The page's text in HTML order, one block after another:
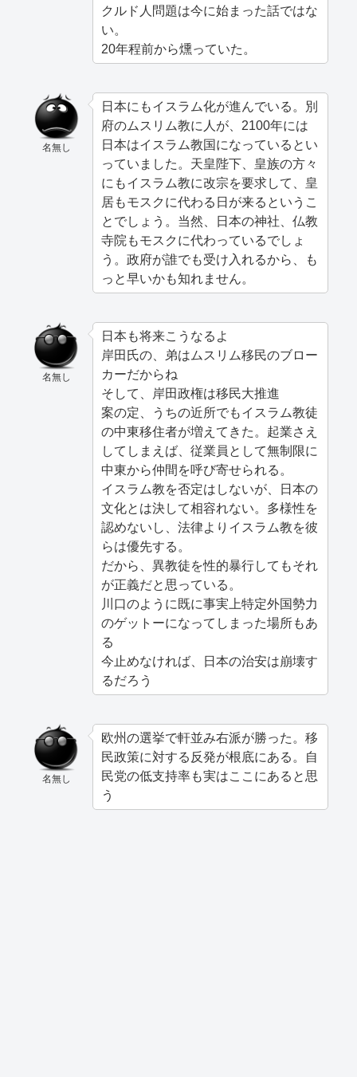
クルド人問題は今に始まった話ではな
い。
20年程前から燻っていた。
名無し
日本にもイスラム化が進んでいる。別
府のムスリム教に人が、2100年には
日本はイスラム教国になっているとい
っていました。天皇陛下、皇族の方々
にもイスラム教に改宗を要求して、皇
居もモスクに代わる日が来るというこ
とでしょう。当然、日本の神社、仏教
寺院もモスクに代わっているでしょ
う。政府が誰でも受け入れるから、も
っと早いかも知れません。
名無し
日本も将来こうなるよ
岸田氏の、弟はムスリム移民のブロー
カーだからね
そして、岸田政権は移民大推進
案の定、うちの近所でもイスラム教徒
の中東移住者が増えてきた。起業さえ
してしまえば、従業員として無制限に
中東から仲間を呼び寄せられる。
イスラム教を否定はしないが、日本の
文化とは決して相容れない。多様性を
認めないし、法律よりイスラム教を彼
らは優先する。
だから、異教徒を性的暴行してもそれ
が正義だと思っている。
川口のように既に事実上特定外国勢力
のゲットーになってしまった場所もあ
る
今止めなければ、日本の治安は崩壊す
るだろう
名無し
欧州の選挙で軒並み右派が勝った。移
民政策に対する反発が根底にある。自
民党の低支持率も実はここにあると思
う